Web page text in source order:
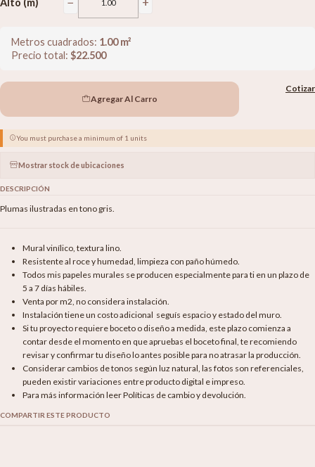
Alto (m)
Metros cuadrados: 1.00m²
Precio total: $22.500
Agregar Al Carro
Cotizar
You must purchase a minimum of 1 units
Mostrar stock de ubicaciones
DESCRIPCIÓN
Plumas ilustradas en tono gris.
Mural vinílico, textura lino.
Resistente al roce y humedad, limpieza con paño húmedo.
Todos mis papeles murales se producen especialmente para ti en un plazo de
5 a 7 días hábiles.
Venta por m2, no considera instalación.
Instalación tiene un costo adicional seguís espacio y estado del muro.
Si tu proyecto requiere boceto o diseño a medida, este plazo comienza a
contar desde el momento en que apruebas el boceto final, te recomiendo
revisar y confirmar tu diseño lo antes posible para no atrasar la producción.
Considerar cambios de tonos según luz natural, las fotos son referenciales,
pueden existir variaciones entre producto digital e impreso.
Para más información leer Políticas de cambio y devolución.
COMPARTIR ESTE PRODUCTO